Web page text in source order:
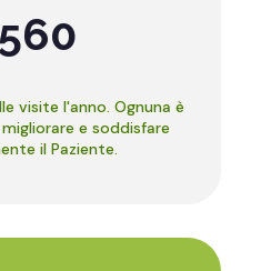
visite l'anno. Ognuna è
e soddisfare
il Paziente.